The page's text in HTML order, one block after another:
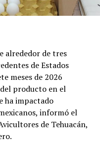
definitiva sobre
ha manifestado
de revisión, al
podrían afectar
el grupo identificado
, integrado
Ramos, Mauricio
alrededor de tres
de Estados
meses de 2026
producto en el
ha impactado
informó el
de Tehuacán,